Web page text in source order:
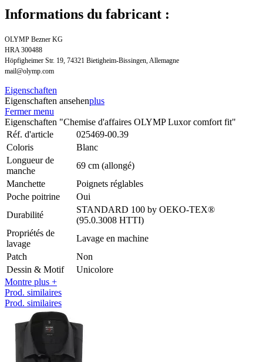
Informations du fabricant :
OLYMP Bezner KG
HRA 300488
Höpfigheimer Str. 19, 74321 Bietigheim-Bissingen, Allemagne
mail@olymp.com
Eigenschaften
Eigenschaften ansehenplus
Fermer menu
Eigenschaften "Chemise d'affaires OLYMP Luxor comfort fit"
Réf. d'article
025469-00.39
Coloris
Blanc
Longueur de
manche
69 cm (allongé)
Manchette
Poignets réglables
Poche poitrine
Oui
Durabilité
STANDARD 100 by OEKO-TEX®
(95.0.3008 HTTI)
Propriétés de
lavage
Lavage en machine
Patch
Non
Dessin & Motif
Unicolore
Montre plus +
Prod. similaires
Prod. similaires